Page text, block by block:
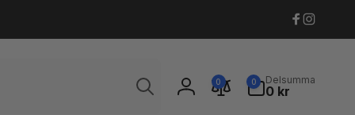
Facebook
Logga
0 0
artiklar
Delsumma
0 kr